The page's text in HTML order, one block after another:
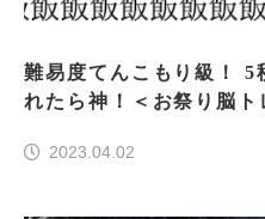
難易度てんこもり級！ 5
れたら神！＜お祭り脳ト
2023.04.02